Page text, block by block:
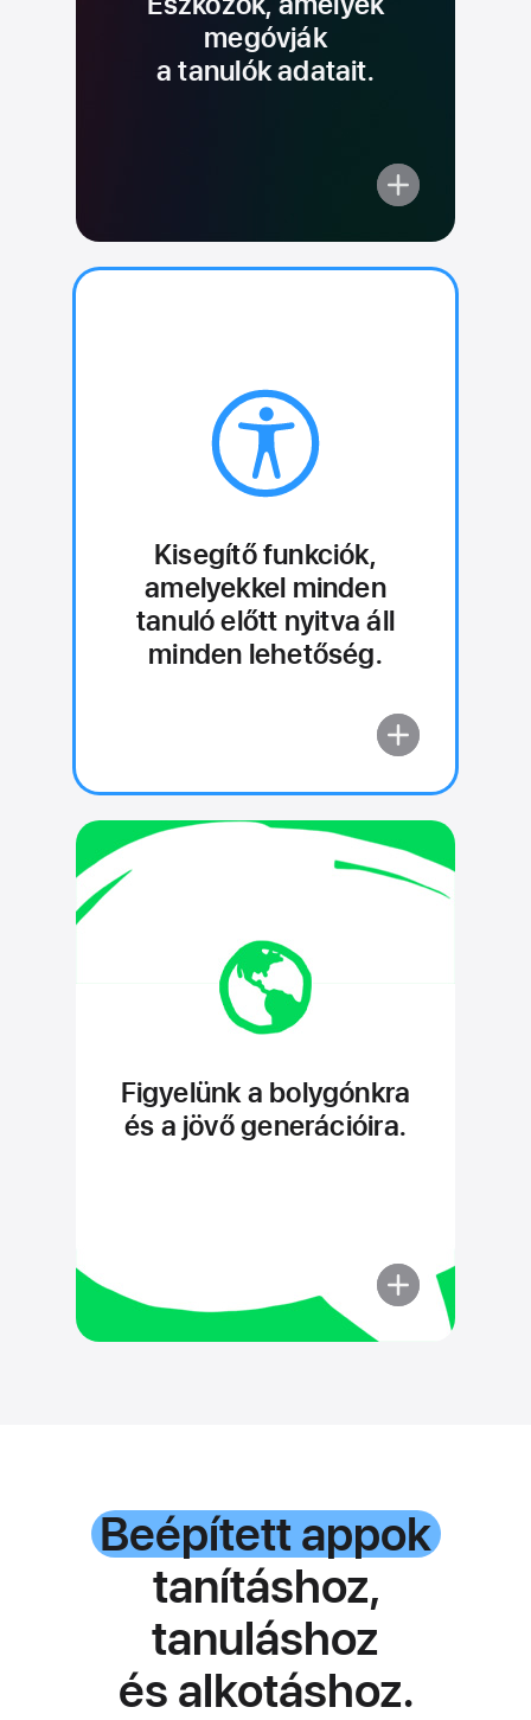
megóvják
a tanulók adatait.
Kisegítő funkciók,
amelyekkel minden
tanuló előtt nyitva áll
minden lehetőség.
Figyelünk a bolygónkra
és a jövő generációira.
Beépített appok
tanításhoz,
tanuláshoz
és alkotáshoz.